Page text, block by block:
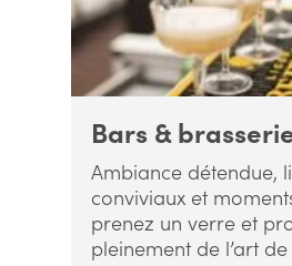
Bars &
Ambiance détendue,
conviviaux et
prenez un verre et
pleinement de l’art